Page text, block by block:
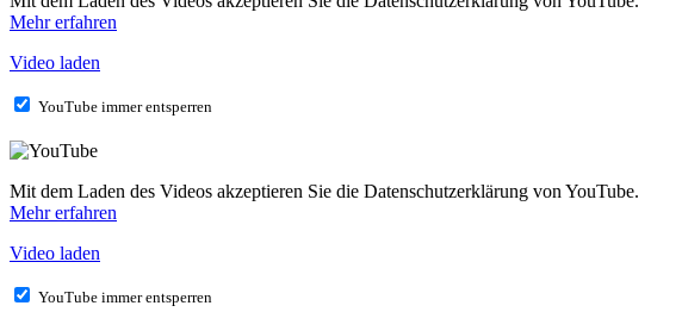
Mehr erfahren
Video laden
YouTube immer entsperren
Mit dem Laden des Videos akzeptieren Sie die Datenschutzerklärung von YouTube.
Mehr erfahren
Video laden
YouTube immer entsperren